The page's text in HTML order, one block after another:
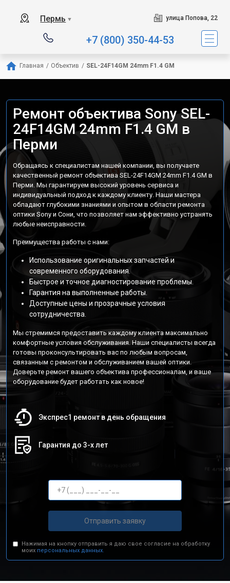
Пермь ▼ улица Попова, 22
+7 (800) 350-44-53
Главная / Объектив / SEL-24F14GM 24mm F1.4 GM
Ремонт объектива Sony SEL-
24F14GM 24mm F1.4 GM в
Перми
Обращаясь к специалистам нашей компании, вы получаете
качественный ремонт объектива SEL-24F14GM 24mm F1.4 GM в
Перми. Мы гарантируем высокий уровень сервиса и
индивидуальный подход к каждому клиенту. Наши мастера
обладают глубокими знаниями и опытом в области ремонта
оптики Sony и Сони, что позволяет нам эффективно устранять
любые неисправности.
Преимущества работы с нами:
Использование оригинальных запчастей и
современного оборудования.
Быстрое и точное диагностирование проблемы.
Гарантия на выполненные работы.
Доступные цены и прозрачные условия
сотрудничества.
Мы стремимся предоставить каждому клиента максимально
комфортные условия обслуживания. Наши специалисты всегда
готовы проконсультировать вас по любым вопросам,
связанным с ремонтом и обслуживанием вашей оптики.
Доверьте ремонт вашего объектива профессионалам, и ваше
оборудование будет работать как новое!
Экспрес1 ремонт в день обращения
Гарантия до 3-х лет
Отправить заявку
Нажимая на кнопку отправить я даю свое согласие на обработку
моих персональных данных.